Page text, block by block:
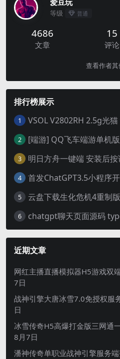
等级 普通
4686
文章
15
评论
查看作者其
排行榜展示
1
2
3 明日方舟一键端 安装后
4 首发ChatGPT3.5小程序
5
6 chatgpt聊天页面源码
近期文章
网红主播直播模拟器H5游戏双
7日
战神引擎大唐冰雪7.0免授权服
日
冰雪传奇H5高爆打金版三网通
8月7日
潘神传奇单职业战神引擎服务